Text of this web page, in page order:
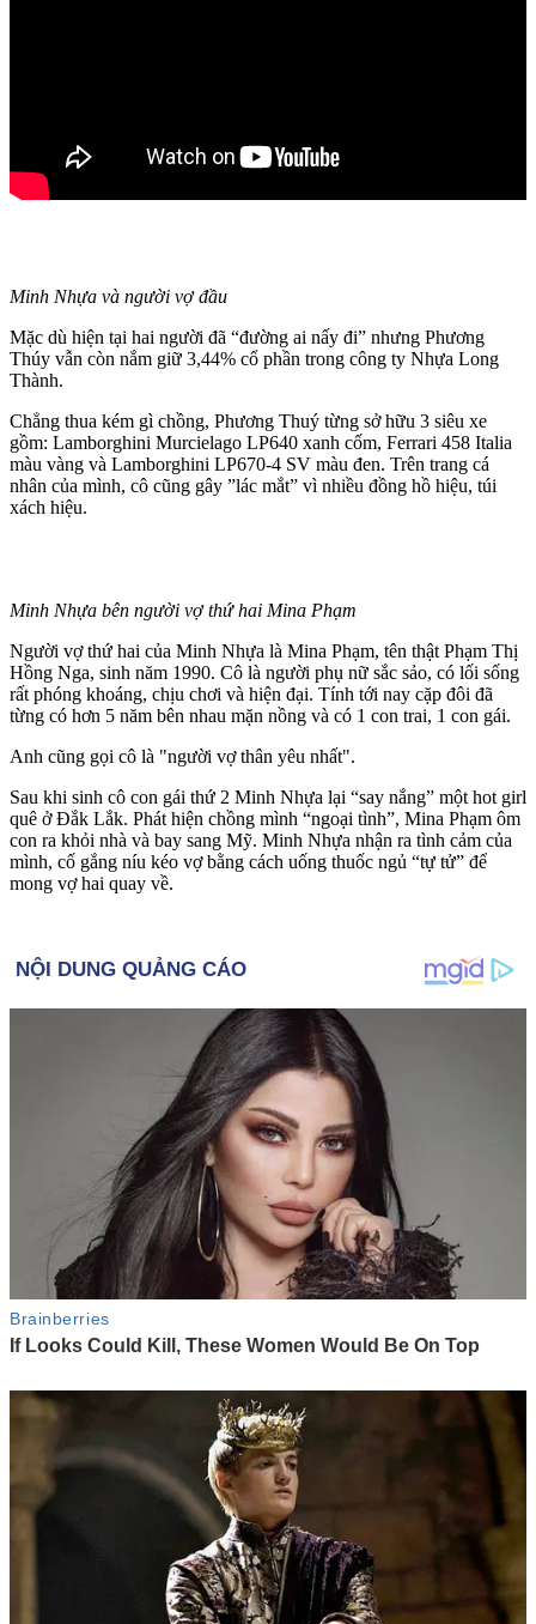
Minh Nhựa và người vợ đầu
Mặc dù hiện tại hai người đã “đường ai nấy đi” nhưng Phương
Thúy vẫn còn nắm giữ 3,44% cổ phần trong công ty Nhựa Long
Thành.
Chẳng thua kém gì chồng, Phương Thuý từng sở hữu 3 siêu xe
gồm: Lamborghini Murcielago LP640 xanh cốm, Ferrari 458 Italia
màu vàng và Lamborghini LP670-4 SV màu đen. Trên trang cá
nhân của mình, cô cũng gây ”lác mắt” vì nhiều đồng hồ hiệu, túi
xách hiệu.
Minh Nhựa bên người vợ thứ hai Mina Phạm
Người vợ thứ hai của Minh Nhựa là Mina Phạm, tên thật Phạm Thị
Hồng Nga, sinh năm 1990. Cô là người phụ nữ sắc sảo, có lối sống
rất phóng khoáng, chịu chơi và hiện đại. Tính tới nay cặp đôi đã
từng có hơn 5 năm bên nhau mặn nồng và có 1 con trai, 1 con gái.
Anh cũng gọi cô là "người vợ thân yêu nhất".
Sau khi sinh cô con gái thứ 2 Minh Nhựa lại “say nắng” một hot girl
quê ở Đắk Lắk. Phát hiện chồng mình “ngoại tình”, Mina Phạm ôm
con ra khỏi nhà và bay sang Mỹ. Minh Nhựa nhận ra tình cảm của
mình, cố gắng níu kéo vợ bằng cách uống thuốc ngủ “t‌ּự t‌ּử” để
mong vợ hai quay về.